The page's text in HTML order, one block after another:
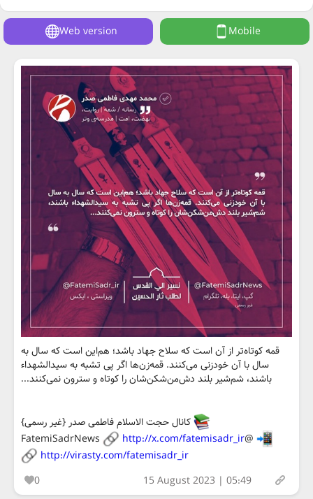
Web version Mobile
قمه کوتاه‌تر از آن است که سلاح جهاد باشد؛ هم‌این است که سال به
سال با آن خودزنی می‌کنند. قمه‌زن‌ها اگر پی تشبه به سیدالشهداء
باشند، شم‌شیر بلند دش‌من‌شکن‌شان را کوتاه و سترون نمی‌کنند...
کانال حجت الاسلام فاطمی صدر {غیر رسمی}
@FatemiSadrNews
http://x.com/fatemisadr_ir
http://virasty.com/fatemisadr_ir
0
15 August 2023 | 05:49